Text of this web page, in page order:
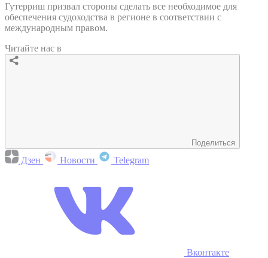
Гутерриш призвал стороны сделать все необходимое для
обеспечения судоходства в регионе в соответствии с
международным правом.
Читайте нас в
Поделиться
Дзен Новости Telegram
Вконтакте